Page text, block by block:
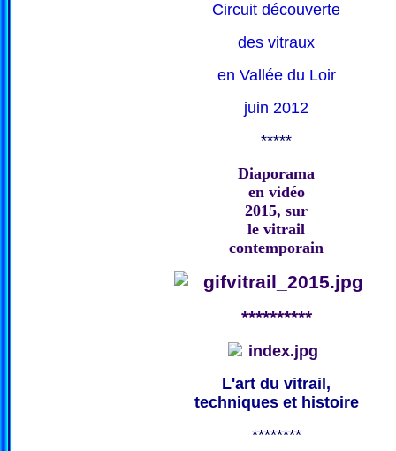
Circuit découverte
des vitraux
en Vallée du Loir
juin 2012
*****
Diaporama
en vidéo
2015, sur
le vitrail
contemporain
**********
L'art du vitrail,
techniques et histoire
********